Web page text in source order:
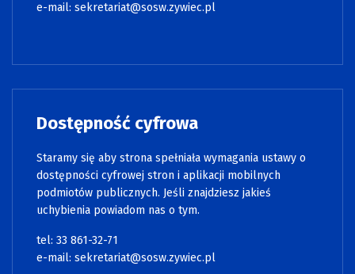
e-mail: sekretariat@sosw.zywiec.pl
Dostępność cyfrowa
Staramy się aby strona spełniała wymagania ustawy o
dostępności cyfrowej stron i aplikacji mobilnych
podmiotów publicznych. Jeśli znajdziesz jakieś
uchybienia powiadom nas o tym.
tel: 33 861-32-71
e-mail: sekretariat@sosw.zywiec.pl